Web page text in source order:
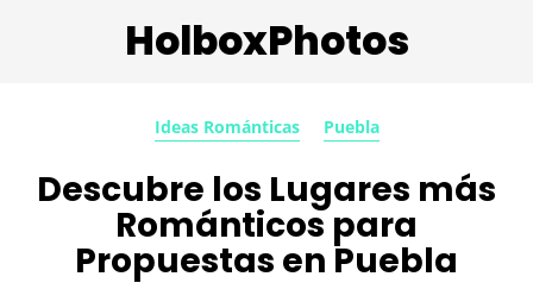
HolboxPhotos
Ideas Románticas Puebla
Descubre los Lugares más
Románticos para
Propuestas en Puebla